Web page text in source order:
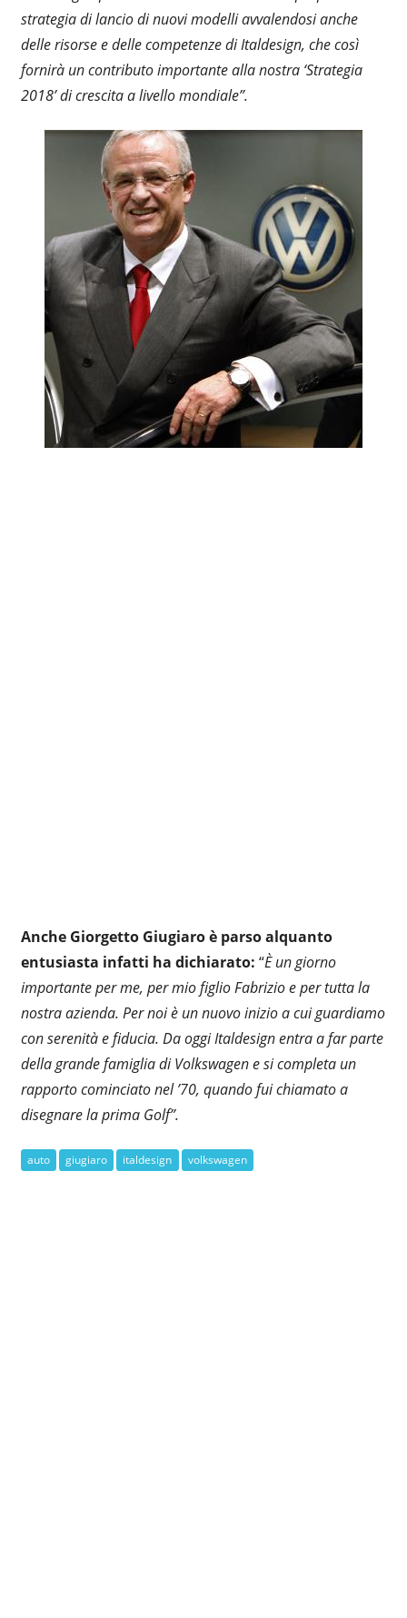
strategia di lancio di nuovi modelli avvalendosi anche
delle risorse e delle competenze di Italdesign, che così
fornirà un contributo importante alla nostra ‘Strategia
2018’ di crescita a livello mondiale”.
Anche Giorgetto Giugiaro è parso alquanto
entusiasta infatti ha dichiarato: “È un giorno
importante per me, per mio figlio Fabrizio e per tutta la
nostra azienda. Per noi è un nuovo inizio a cui guardiamo
con serenità e fiducia. Da oggi Italdesign entra a far parte
della grande famiglia di Volkswagen e si completa un
rapporto cominciato nel ’70, quando fui chiamato a
disegnare la prima Golf”.
auto giugiaro italdesign volkswagen